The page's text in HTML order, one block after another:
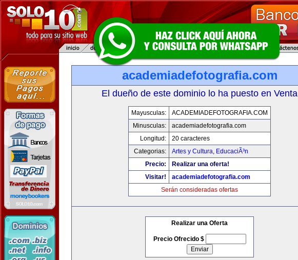
academiadefotografia.com
El dueño de este dominio lo ha puesto en Venta
Mayusculas:
ACADEMIADEFOTOGRAFIA.COM
Minusculas:
academiadefotografia.com
Longitud:
20 caracteres
Categorias:
Artes y Cultura, EducaciÃ³n
Precio:
Realizar una oferta!
Visitar!
academiadefotografia.com
Serán consideradas ofertas
Realizar una Oferta
Precio Ofrecido $